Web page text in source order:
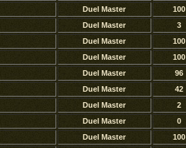
Duel Master 100
Duel Master 3
Duel Master 100
Duel Master 100
Duel Master 96
Duel Master 42
Duel Master 2
Duel Master 0
Duel Master 100